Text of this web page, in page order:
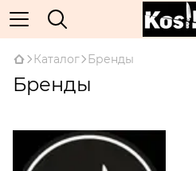
Каталог Бренды
Бренды